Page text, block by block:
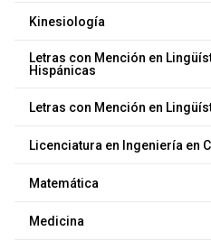
Kinesiología
Letras con Mención en
Hispánicas
Letras con Mención en
Licenciatura en Ingeniería en
Matemática
Medicina